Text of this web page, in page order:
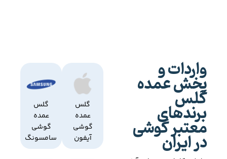
واردات و
پخش عمده
گلس
برندهای
معتبر گوشی
در ایران
گلس
عمده
گوشی
آیفون
گلس
عمده
گوشی
سامسونگ